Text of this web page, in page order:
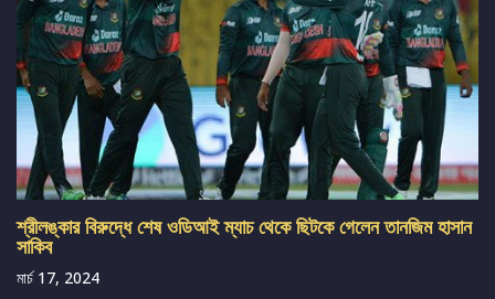
শ্রীলঙ্কার বিরুদ্ধে শেষ ওডিআই ম্যাচ থেকে ছিটকে গেলেন তানজিম হাসান
সাকিব
মার্চ 17, 2024